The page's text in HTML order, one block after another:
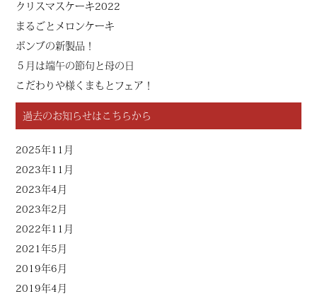
クリスマスケーキ2022
まるごとメロンケーキ
ボンブの新製品！
５月は端午の節句と母の日
こだわりや様くまもとフェア！
過去のお知らせはこちらから
2025年11月
2023年11月
2023年4月
2023年2月
2022年11月
2021年5月
2019年6月
2019年4月